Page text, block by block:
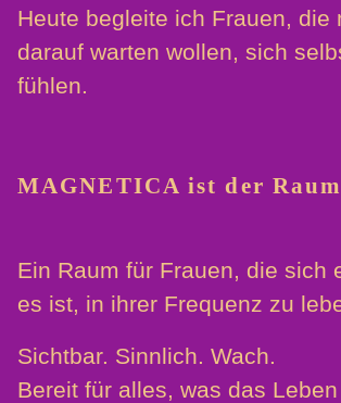
Heute begleite ich Frauen, die
darauf warten wollen, sich
fühlen.
MAGNETICA ist der
Ein Raum für Frauen, die sich
es ist, in ihrer Frequenz zu
Sichtbar. Sinnlich. Wach.
Bereit für alles, was das